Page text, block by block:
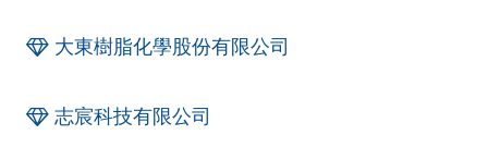
大東樹脂化學股份有限公司
志宸科技有限公司